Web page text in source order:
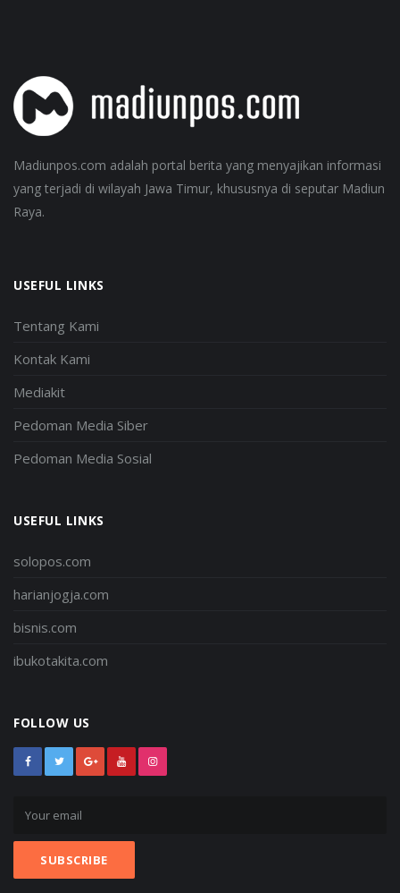
Madiunpos.com adalah portal berita yang menyajikan informasi
yang terjadi di wilayah Jawa Timur, khususnya di seputar Madiun
Raya.
USEFUL LINKS
Tentang Kami
Kontak Kami
Mediakit
Pedoman Media Siber
Pedoman Media Sosial
USEFUL LINKS
solopos.com
harianjogja.com
bisnis.com
ibukotakita.com
FOLLOW US